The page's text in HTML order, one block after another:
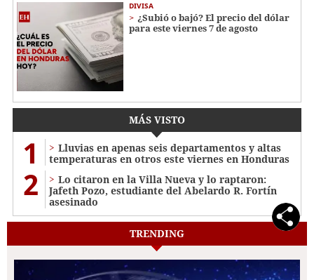
DIVISA
¿Subió o bajó? El precio del dólar
para este viernes 7 de agosto
MÁS VISTO
1
Lluvias en apenas seis departamentos y altas
temperaturas en otros este viernes en Honduras
2
Lo citaron en la Villa Nueva y lo raptaron:
Jafeth Pozo, estudiante del Abelardo R. Fortín
asesinado
TRENDING